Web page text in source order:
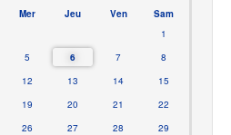
Mer Jeu Ven
Sam
1
5 6 7
8
12 13 14
15
19 20 21
22
26 27 28
29